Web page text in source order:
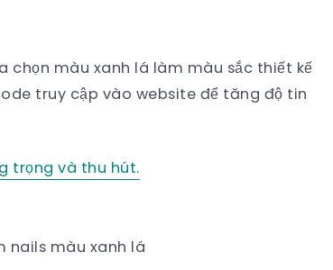
chọn màu xanh lá làm màu sắc thiết kế
truy cập vào website để tăng độ tin
trọng và thu hút.
nails màu xanh lá